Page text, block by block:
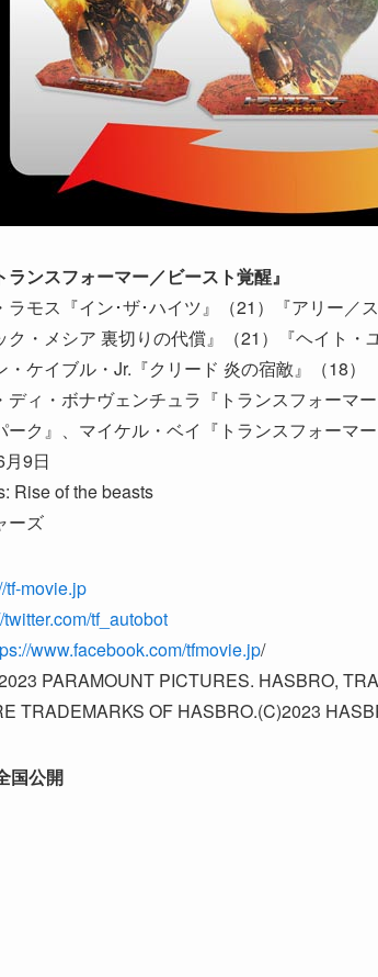
ンスフォーマー／ビースト覚醒』
ラモス『イン･ザ･ハイツ』（21）『アリー／
ク・メシア 裏切りの代償』（21）『ヘイト・
ケイブル・Jr.『クリード 炎の宿敵』（18）
ディ・ボナヴェンチュラ『トランスフォーマ
ーク』、マイケル・ベイ『トランスフォーマ
9日
Rise of the beasts
ーズ
tf-movie.jp
twitter.com/tf_autobot
www.facebook.com/tfmovie.jp/
PARAMOUNT PICTURES. HASBRO,
TRADEMARKS OF HASBRO.(C)2023
国公開